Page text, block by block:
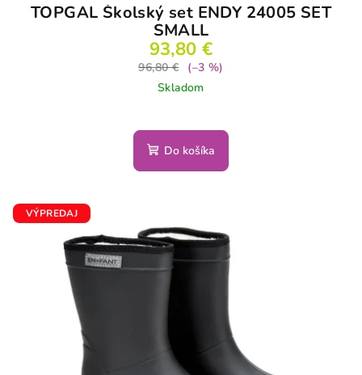
TOPGAL Školský set ENDY 24005 SET
SMALL
93,80 €
96,80 €
(–3 %)
Skladom
Do košíka
VÝPREDAJ